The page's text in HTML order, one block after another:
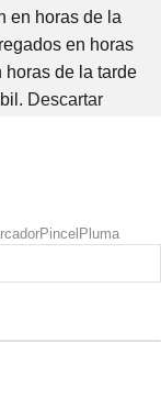
en horas de la
en horas
de la tarde
Descartar
Pincel Pluma